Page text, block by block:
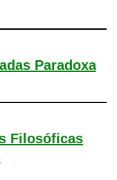
Paradoxa
Filosóficas